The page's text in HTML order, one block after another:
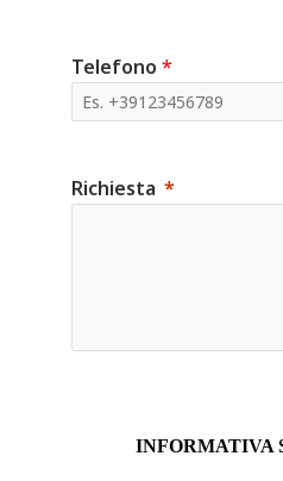
Telefono *
Richiesta
INFORMATIVA